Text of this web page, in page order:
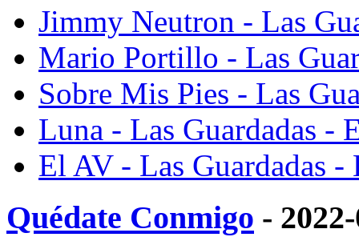
Jimmy Neutron - Las
Mario Portillo - Las
Sobre Mis Pies - Las
Luna - Las Guardadas -
El AV - Las Guardadas
Quédate Conmigo -